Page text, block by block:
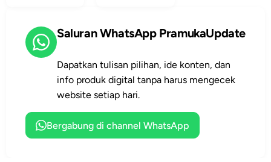
dan menjaga
kebiasaan
belajar tetap
terasa nyata.
pembina, dan
untuk
memperbaiki
latihan
Saluran WhatsApp PramukaUpdate
Dapatkan tulisan pilihan, ide konten, dan
info produk digital tanpa harus mengecek
website setiap hari.
Bergabung di channel WhatsApp